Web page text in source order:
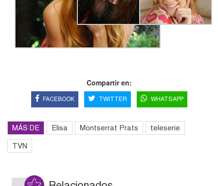
Compartir en:
FACEBOOK TWITTER WHATSAPP
MÁS DE Elisa Montserrat Prats teleserie
TVN